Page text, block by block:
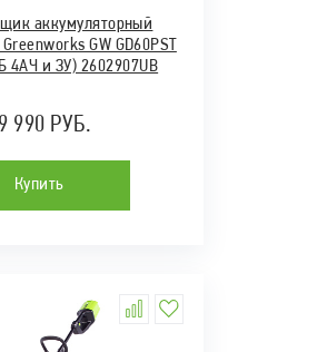
аккумуляторный
GW GD60PST
4АЧ и ЗУ) 2602907UB
990 РУБ.
Купить